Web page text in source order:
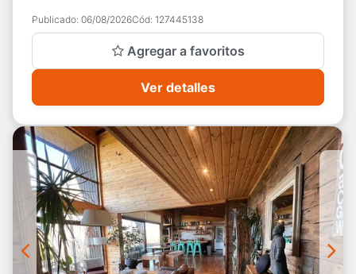
Publicado: 06/08/2026Cód: 127445138
Agregar a favoritos
Ver detalles